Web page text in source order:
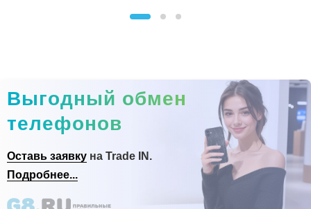
Выгодный обмен
телефонов
Оставь заявку на Trade IN.
Подробнее...